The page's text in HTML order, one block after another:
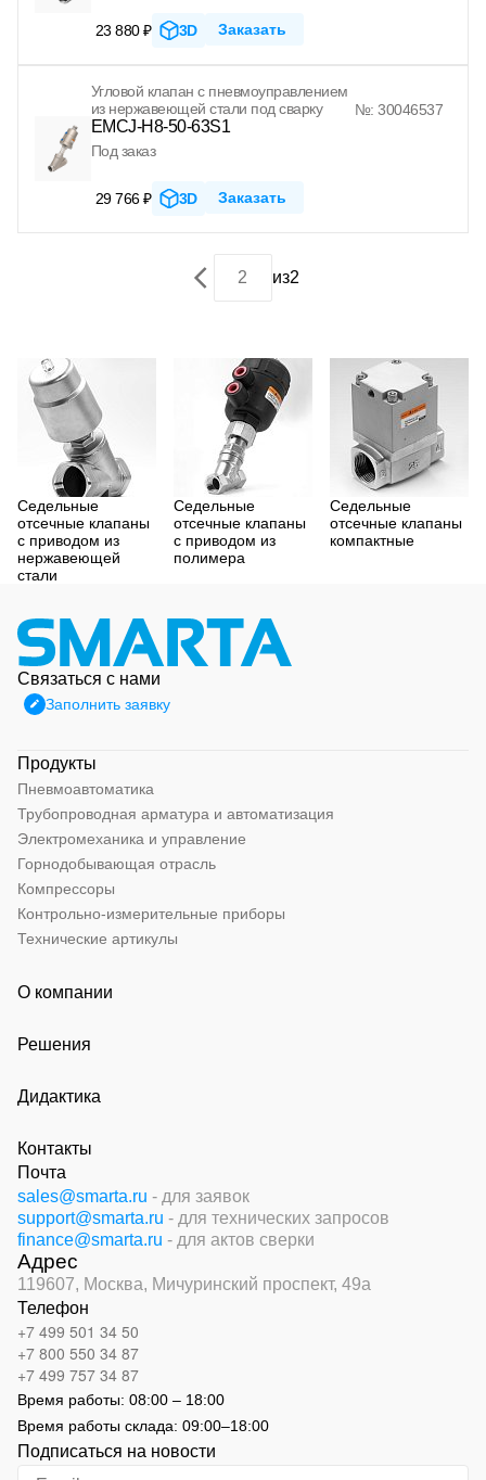
23 880 ₽ 3D Заказать
Угловой клапан с пневмоуправлением
из нержавеющей стали под сварку
EMCJ-H8-50-63S1
№: 30046537
Под заказ
29 766 ₽ 3D Заказать
из2
Седельные
отсечные клапаны
с приводом из
нержавеющей
стали
Седельные
отсечные клапаны
с приводом из
полимера
Седельные
отсечные клапаны
компактные
Связаться с нами
Заполнить заявку
Продукты
Пневмоавтоматика
Трубопроводная арматура и автоматизация
Электромеханика и управление
Горнодобывающая отрасль
Компрессоры
Контрольно-измерительные приборы
Технические артикулы
О компании
Решения
Дидактика
Контакты
Почта
sales@smarta.ru - для заявок
support@smarta.ru - для технических запросов
finance@smarta.ru - для актов сверки
Адрес
119607, Москва, Мичуринский проспект, 49а
Телефон
+7 499 501 34 50
+7 800 550 34 87
+7 499 757 34 87
Время работы: 08:00 – 18:00
Время работы склада: 09:00–18:00
Подписаться на новости